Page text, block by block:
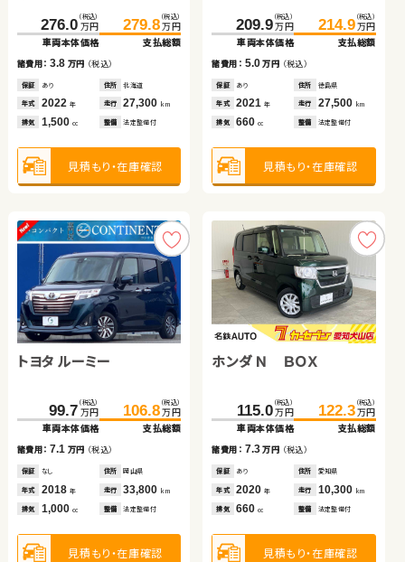
276.0 （税込）
万円
車両本体価格
279.8 （税込）
万円
支払総額
諸費用：3.8 万円 （税込）
保証 あり 住所 北海道
年式 2022 年 走行 27,300 km
排気 1,500 cc 整備 法定整備付
見積もり・在庫確認
209.9 （税込）
万円
車両本体価格
214.9 （税込）
万円
支払総額
諸費用： 5.0万円 （税込）
保証 あり 住所 徳島県
年式 2021年 走行 27,500 km
排気 660cc 整備 法定整備付
見積もり・在庫確認
トヨタ ルーミー
99.7 （税込）
万円
車両本体価格
106.8 （税込）
万円
支払総額
諸費用：7.1 万円 （税込）
保証 なし 住所 岡山県
年式 2018 年 走行 33,800 km
排気 1,000 cc 整備 法定整備付
見積もり・在庫確認
ホンダ Ｎ ＢＯＸ
115.0 （税込）
万円
車両本体価格
122.3 （税込）
万円
支払総額
諸費用： 7.3万円 （税込）
保証 あり 住所 愛知県
年式 2020年 走行 10,300 km
排気 660cc 整備 法定整備付
見積もり・在庫確認
119.7 （税込）
万円
車両本体価格
125.7 （税込）
万円
支払総額
諸費用：6.0 万円 （税込）
保証 なし 住所 岡山県
年式 2017 年 走行 134,300km
排気 1,800 cc 整備 法定整備付
見積もり・在庫確認
280.2 （税込）
万円
車両本体価格
295.7 （税込）
万円
支払総額
諸費用： 15.5万円（税込）
保証 あり 住所 埼玉県
年式 2021年 走行 45,400 km
排気 2,000 整備 法定整備付
見積もり・在庫確認
日産 エクストレイル
60.0 （税込）
万円
車両本体価格
66.1 （税込）
万円
支払総額
諸費用： 6.1 万円 （税込）
保証 なし 住所 静岡県
年式 2009 年 走行 62,500 km
排気 2,000 cc 整備 法定整備付
見積もり・在庫確認
トヨタ プリウス
81.0（税込）
万円
車両本体価格
諸費用：8.0 万円 （税込）
保証 なし 住所 長野県
排気 1,800cc 整備 法定整備付
スズキ アルト ＨＢ
67.2
車両本体価格
72.8 万円
支払総額
諸費用：5.6万円（税込）
保証 あり 住所 青森県
年式 2016年 走行 23,300km
見積もり・在庫確認
トヨタ ヴォクシー ハイブ
リッド
163.0万円
車両本体価格
諸費用：14.5万円 （税込）
保証 あり 住所 京都府
排気 1,800cc 整備 法定整備付
スズキ アルト ＨＢ
33.4
車両本体価格
37.7 万円
支払総額
諸費用：4.3万円（税込）
保証 なし 住所 岡山県
トヨタ アクア
79.0万円
車両本体価格
91.2万円
支払総額